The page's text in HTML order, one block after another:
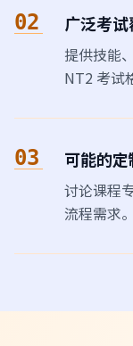
02 广泛考试
提供技能
NT2 考试
03 可能的定
讨论课程
流程需求。